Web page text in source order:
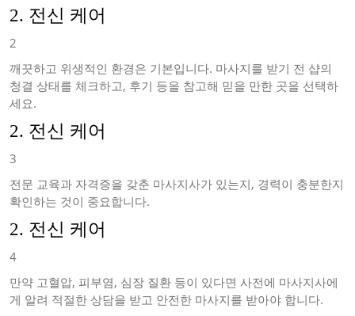
2. 전신 케어
2
깨끗하고 위생적인 환경은 기본입니다. 마사지를 받기 전 샵의
청결 상태를 체크하고, 후기 등을 참고해 믿을 만한 곳을 선택하
세요.
2. 전신 케어
3
전문 교육과 자격증을 갖춘 마사지사가 있는지, 경력이 충분한지
확인하는 것이 중요합니다.
2. 전신 케어
4
만약 고혈압, 피부염, 심장 질환 등이 있다면 사전에 마사지사에
게 알려 적절한 상담을 받고 안전한 마사지를 받아야 합니다.